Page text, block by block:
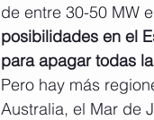
de entre 30-50 MW
posibilidades en el
para apagar todas
Pero hay más
Australia, el Mar de